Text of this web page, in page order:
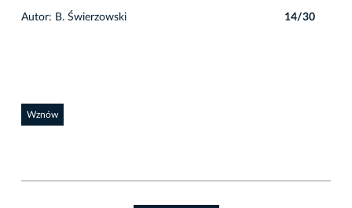
Autor: B. Świerzowski 14/30
Wznów